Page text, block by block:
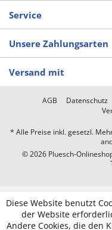
Service
Unsere Zahlungsarten
Versand mit
AGB Datenschutz
* Alle Preise inkl. gesetzl.
© 2026 Pluesch-
Diese Website benutzt
der Website
Andere Cookies, die den